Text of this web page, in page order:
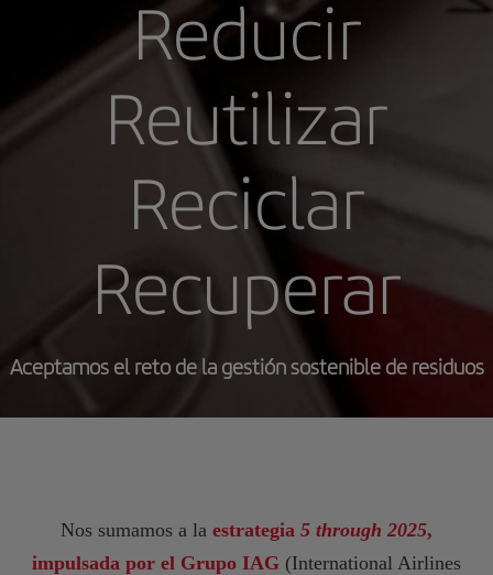
Reducir
Reutilizar
Reciclar
Recuperar
Aceptamos el reto de la gestión sostenible de residuos
Nos sumamos a la estrategia 5 through 2025,
impulsada por el Grupo IAG (International Airlines